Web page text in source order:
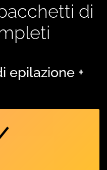
di
epilazione +